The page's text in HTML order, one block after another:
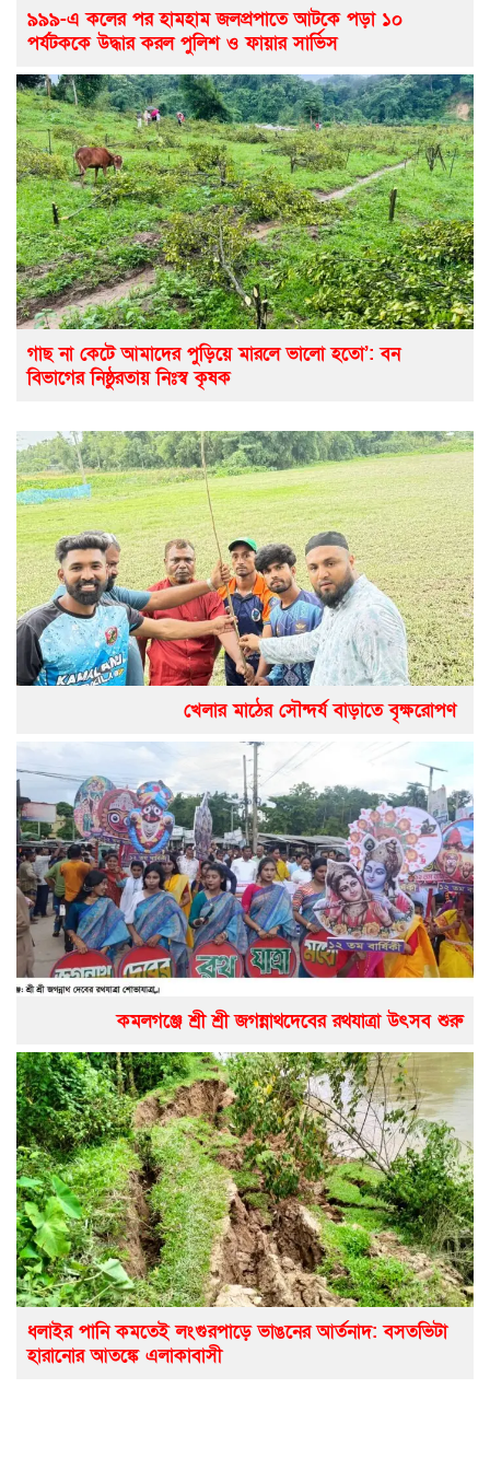
৯৯৯-এ কলের পর হামহাম জলপ্রপাতে আটকে পড়া ১০
পর্যটককে উদ্ধার করল পুলিশ ও ফায়ার সার্ভিস
গাছ না কেটে আমাদের পুড়িয়ে মারলে ভালো হতো’: বন
বিভাগের নিষ্ঠুরতায় নিঃস্ব কৃষক
খেলার মাঠের সৌন্দর্য বাড়াতে বৃক্ষরোপণ
কমলগঞ্জে শ্রী শ্রী জগন্নাথদেবের রথযাত্রা উৎসব শুরু
ধলাইর পানি কমতেই লংগুরপাড়ে ভাঙনের আর্তনাদ: বসতভিটা
হারানোর আতঙ্কে এলাকাবাসী